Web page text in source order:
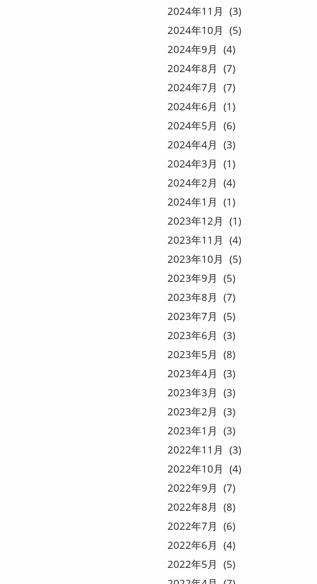
2024
11
3
2024
10
5
2024
9
4
2024
8
7
2024
7
7
2024
6
1
2024
5
6
2024
4
3
2024
3
1
2024
2
4
2024
1
1
2023
12
1
2023
11
4
2023
10
5
2023
9
5
2023
8
7
2023
7
5
2023
6
3
2023
5
8
2023
4
3
2023
3
3
2023
2
3
2023
1
3
2022
11
3
2022
10
4
2022
9
7
2022
8
8
2022
7
6
2022
6
4
2022
5
5